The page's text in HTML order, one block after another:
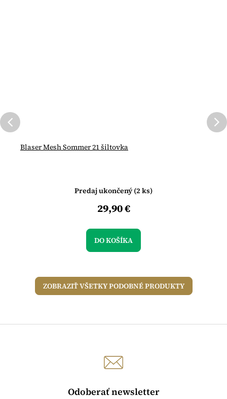
Blaser Mesh Sommer 21 šiltovka
Predaj ukončený(2 ks)
29,90 €
DO KOŠÍKA
ZOBRAZIŤ VŠETKY PODOBNÉ PRODUKTY
Odoberať newsletter